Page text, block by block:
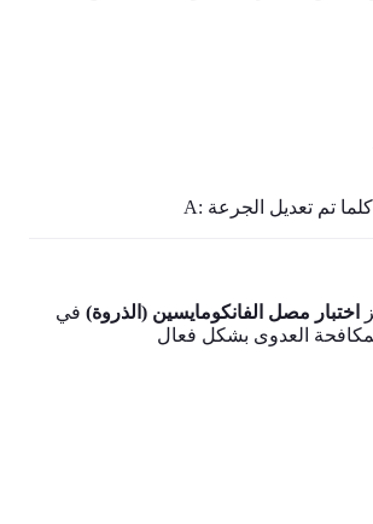
اختبار مصل الفانكومايسين (الذروة) في